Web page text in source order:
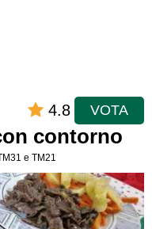
4.8 VOTA
contorno
e TM21